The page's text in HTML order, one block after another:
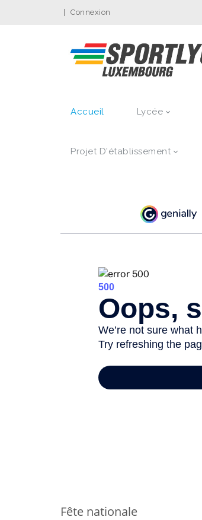
Connexion
Accueil Lycée
Projet D'établissement
Fête nationale